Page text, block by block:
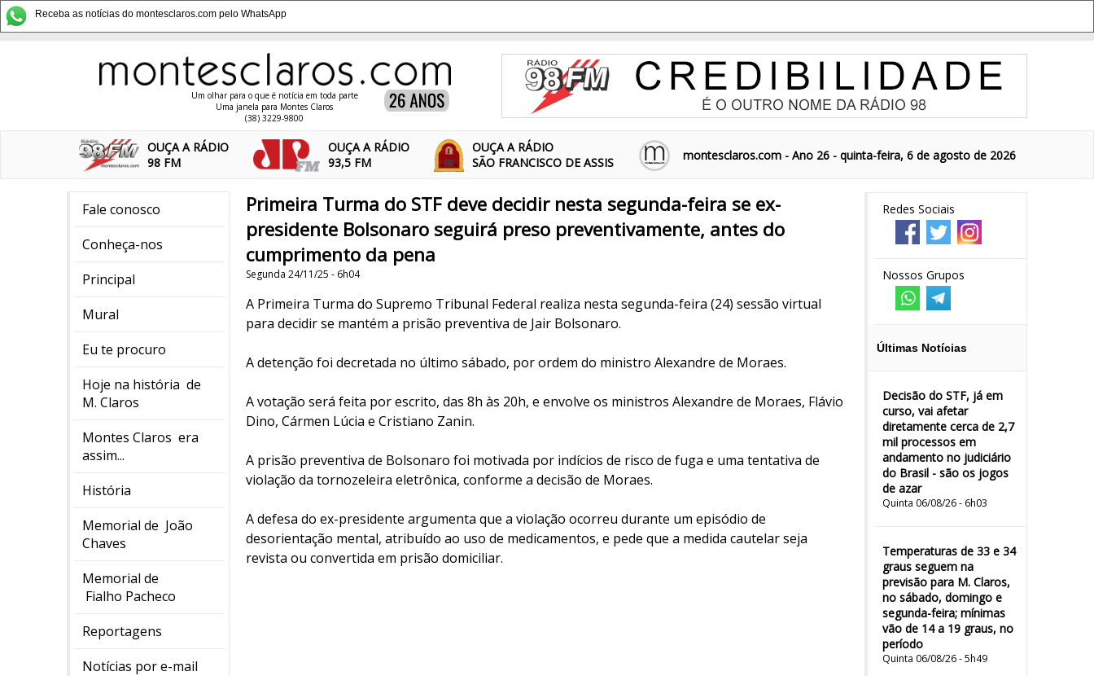
Receba as notícias do montesclaros.com pelo WhatsApp
Um olhar para o que é notícia em toda parte
Uma janela para Montes Claros
(38) 3229-9800
OUÇA A RÁDIO
98 FM
OUÇA A RÁDIO
93,5 FM
OUÇA A RÁDIO
SÃO FRANCISCO DE ASSIS
montesclaros.com - Ano 26 - quinta-feira, 6 de agosto de 2026
Fale conosco
Conheça-nos
Principal
Mural
Eu te procuro
Hoje na história de
M. Claros
Montes Claros era
assim...
História
Memorial de João
Chaves
Memorial de
Fialho Pacheco
Reportagens
Notícias por e-mail
Redes Sociais
Nossos Grupos
Últimas Notícias
Decisão do STF, já em
curso, vai afetar
diretamente cerca de 2,7
mil processos em
andamento no judiciário
do Brasil - são os jogos
de azar
Quinta 06/08/26 - 6h03
Temperaturas de 33 e 34
graus seguem na
previsão para M. Claros,
no sábado, domingo e
segunda-feira; mínimas
vão de 14 a 19 graus, no
período
Quinta 06/08/26 - 5h49
Primeira Turma do STF deve decidir nesta segunda-feira se ex-
presidente Bolsonaro seguirá preso preventivamente, antes do
cumprimento da pena
Segunda 24/11/25 - 6h04
A Primeira Turma do Supremo Tribunal Federal realiza nesta segunda-feira (24) sessão virtual
para decidir se mantém a prisão preventiva de Jair Bolsonaro.
A detenção foi decretada no último sábado, por ordem do ministro Alexandre de Moraes.
A votação será feita por escrito, das 8h às 20h, e envolve os ministros Alexandre de Moraes, Flávio
Dino, Cármen Lúcia e Cristiano Zanin.
A prisão preventiva de Bolsonaro foi motivada por indícios de risco de fuga e uma tentativa de
violação da tornozeleira eletrônica, conforme a decisão de Moraes.
A defesa do ex-presidente argumenta que a violação ocorreu durante um episódio de
desorientação mental, atribuído ao uso de medicamentos, e pede que a medida cautelar seja
revista ou convertida em prisão domiciliar.